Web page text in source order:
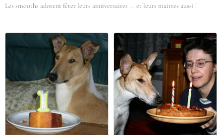
Les smooths adorent fêter leurs anniversaires ... et leurs maitres aussi !